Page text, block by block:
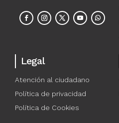
Legal
Atención al ciudadano
Política de privacidad
Política de Cookies